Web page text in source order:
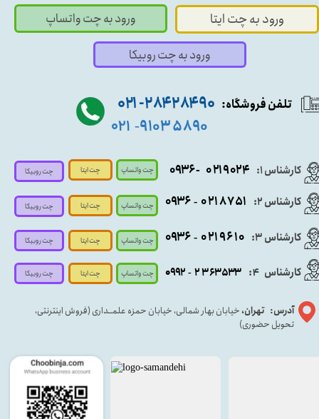
کارشناس ۱: ۰۲۱۹۰۲۴ - ۰۹۳۶
آدرس: تهران، خیابان بهار شمالی، خیابان حمزه علمــداری (فروش اینترنتی،
تحویل حضوری)
ورود به چت ایتا ورود به چت واتساپ
تلفن فروشگاه: ۹۰ ۲۸۴ ۲۸۴- ۰۲۱
۵۸۹۰ ۹۱۰۳ -۰۲۱
کارشناس ۳: ۰۲۱۹۶۱۰ -۰۹۳۶
کارشناس ۲: ۰۲۱۸۷۵۱ - ۰۹۳۶
ورود به چت روبیکا
کارشناس 4
: ۲۳۶۳۵۳۳ - ۰۹۹۲
چت واتساپ
چت واتساپ
چت واتساپ
چت واتساپ
چت ایتا
چت ایتا
چت ایتا
چت ایتا
چت روبیکا
چت روبیکا
چت روبیکا
چت روبیکا